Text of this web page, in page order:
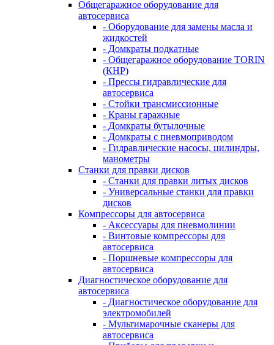
Общегаражное оборудование для
автосервиса
- Оборудование для замены масла и
жидкостей
- Домкраты подкатные
- Общегаражное оборудование TORIN
(КНР)
- Прессы гидравлические для
автосервиса
- Стойки трансмиссионные
- Краны гаражные
- Домкраты бутылочные
- Домкраты с пневмоприводом
- Гидравлические насосы, цилиндры,
манометры
Станки для правки дисков
- Станки для правки литых дисков
- Универсальные станки для правки
дисков
Компрессоры для автосервиса
- Аксессуары для пневмолинии
- Винтовые компрессоры для
автосервиса
- Поршневые компрессоры для
автосервиса
Диагностическое оборудование для
автосервиса
- Диагностическое оборудование для
электромобилей
- Мультимарочные сканеры для
автосервиса